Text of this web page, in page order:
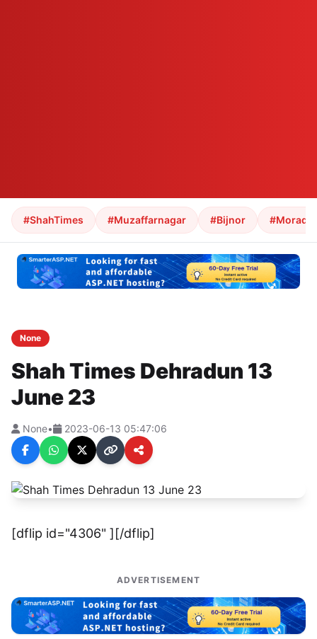
#ShahTimes #Muzaffarnagar #Bijnor
None
Shah Times Dehradun 13
June 23
None• 2023-06-13 05:47:06
[dflip id="4306" ][/dflip]
ADVERTISEMENT